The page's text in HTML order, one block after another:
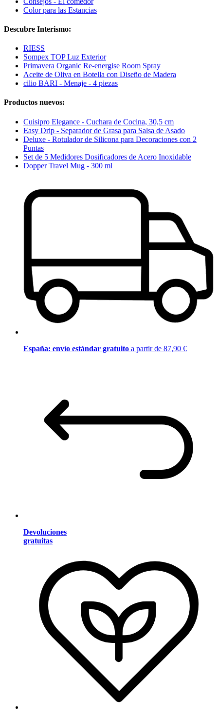
Color para las Estancias
Descubre Interismo:
RIESS
Sompex TOP Luz Exterior
Primavera Organic Re-energise Room Spray
Aceite de Oliva en Botella con Diseño de Madera
cilio BARI - Menaje - 4 piezas
Productos nuevos:
Cuisipro Elegance - Cuchara de Cocina, 30,5 cm
Easy Drip - Separador de Grasa para Salsa de Asado
Deluxe - Rotulador de Silicona para Decoraciones con 2
Puntas
Set de 5 Medidores Dosificadores de Acero Inoxidable
Dopper Travel Mug - 300 ml
España: envío estándar gratuito a partir de 87,90 €
Devoluciones
gratuitas